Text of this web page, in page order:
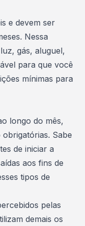
e devem ser
Nessa
gás, aluguel,
para que você
mínimas para
longo do mês,
Sabe
de iniciar a
aos fins de
tipos de
pelas
demais os